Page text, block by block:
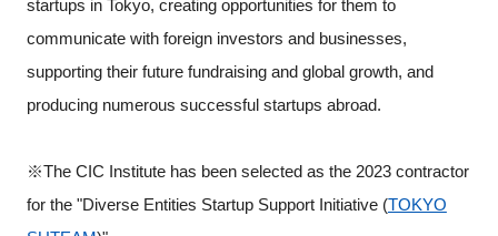
startups in Tokyo, creating opportunities for them to
communicate with foreign investors and businesses,
supporting their future fundraising and global growth, and
producing numerous successful startups abroad.
※The CIC Institute has been selected as the 2023 contractor
for the "Diverse Entities Startup Support Initiative (TOKYO